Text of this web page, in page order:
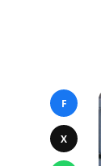
F
X